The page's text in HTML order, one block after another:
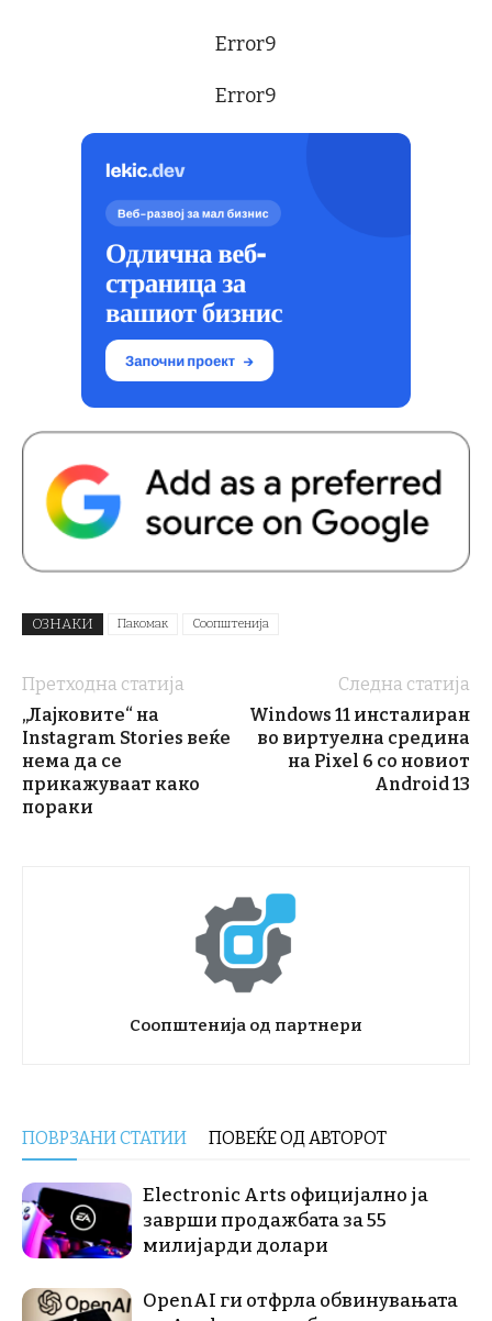
Error9
Error9
ОЗНАКИ Пакомак Соопштенија
Претходна статија
„Лајковите“ на
Instagram Stories веќе
нема да се
прикажуваат како
пораки
Следна статија
Windows 11 инсталиран
во виртуелна средина
на Pixel 6 со новиот
Android 13
Соопштенија од партнери
ПОВРЗАНИ СТАТИИ ПОВЕЌЕ ОД АВТОРОТ
Electronic Arts официјално ја
заврши продажбата за 55
милијарди долари
OpenAI ги отфрла обвинувањата